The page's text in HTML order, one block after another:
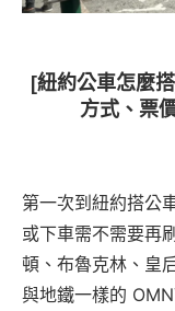
[紐約公車怎麼
方式、票
第一次到紐約搭公
或下車需不需要再
頓、布魯克林、皇
與地鐵一樣的